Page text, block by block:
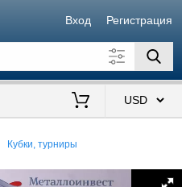
Вход Регистрация
Кубки, турниры